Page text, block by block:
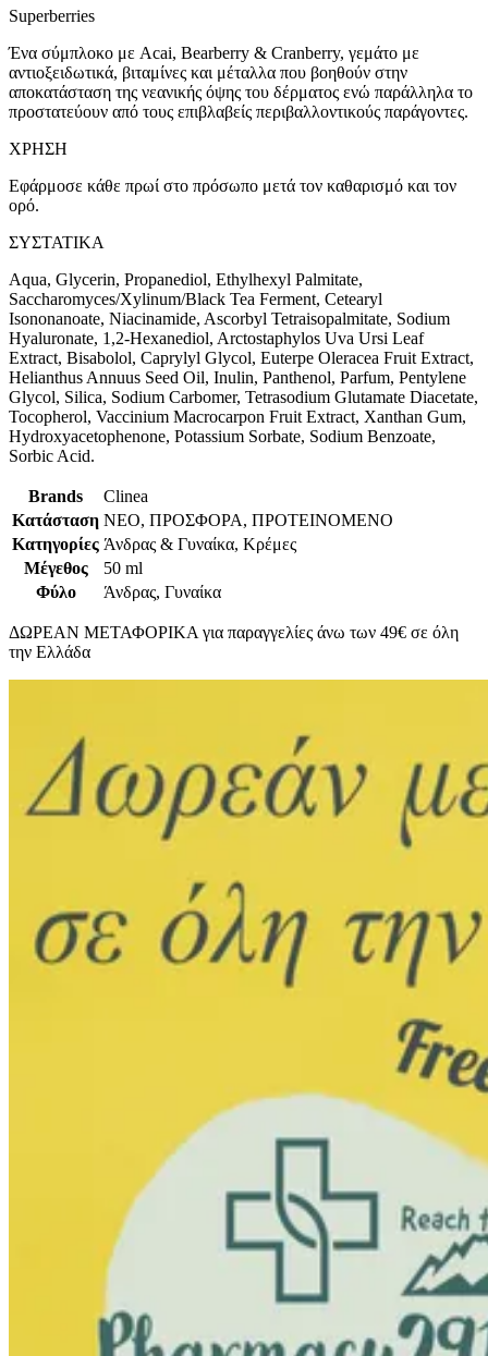
Superberries
Ένα σύμπλοκο με Acai, Bearberry & Cranberry, γεμάτο με
αντιοξειδωτικά, βιταμίνες και μέταλλα που βοηθούν στην
αποκατάσταση της νεανικής όψης του δέρματος ενώ παράλληλα το
προστατεύουν από τους επιβλαβείς περιβαλλοντικούς παράγοντες.
ΧΡΗΣΗ
Εφάρμοσε κάθε πρωί στο πρόσωπο μετά τον καθαρισμό και τον
ορό.
ΣΥΣΤΑΤΙΚΑ
Aqua, Glycerin, Propanediol, Ethylhexyl Palmitate,
Saccharomyces/Xylinum/Black Tea Ferment, Cetearyl
Isononanoate, Niacinamide, Ascorbyl Tetraisopalmitate, Sodium
Hyaluronate, 1,2-Hexanediol, Arctostaphylos Uva Ursi Leaf
Extract, Bisabolol, Caprylyl Glycol, Euterpe Oleracea Fruit Extract,
Helianthus Annuus Seed Oil, Inulin, Panthenol, Parfum, Pentylene
Glycol, Silica, Sodium Carbomer, Tetrasodium Glutamate Diacetate,
Tocopherol, Vaccinium Macrocarpon Fruit Extract, Xanthan Gum,
Hydroxyacetophenone, Potassium Sorbate, Sodium Benzoate,
Sorbic Acid.
Brands
Clinea
Κατάσταση ΝΕΟ, ΠΡΟΣΦΟΡΑ, ΠΡΟΤΕΙΝΟΜΕΝΟ
Κατηγορίες Άνδρας & Γυναίκα, Κρέμες
Μέγεθος
50 ml
Φύλο
Άνδρας, Γυναίκα
ΔΩΡΕΑΝ ΜΕΤΑΦΟΡΙΚΑ για παραγγελίες άνω των 49€ σε όλη
την Ελλάδα